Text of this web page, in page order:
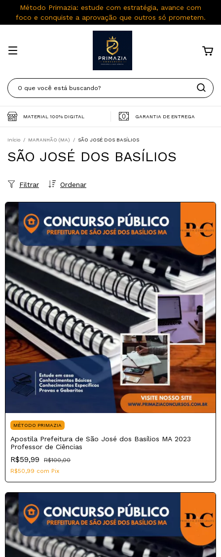
Método Primazia: estude com estratégia, avance com
foco e conquiste a aprovação que outros só prometem.
MATERIAL 100% DIGITAL GARANTIA DE ENTREGA
Início / MARANHÃO (MA) / SÃO JOSÉ DOS BASÍLIOS
SÃO JOSÉ DOS BASÍLIOS
Ordenar
Filtrar
MÉTODO PRIMAZIA
Apostila Prefeitura de São José dos Basílios MA 2023
Professor de Ciências
R$59,99
R$100,00
R$50,99 com Pix